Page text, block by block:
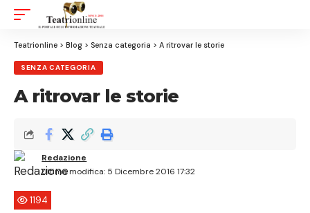
Teatrionline > Blog > Senza categoria > A ritrovar le storie
SENZA CATEGORIA
A ritrovar le storie
Ultima modifica: 5 Dicembre 2016 17:32
Redazione
1194